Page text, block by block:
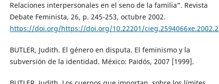
Relaciones interpersonales en el seno de la familia”. Revista
Debate Feminista, 26, p. 245-253, octubre 2002.
https://doi.org/https://doi.org/10.22201/
BUTLER, Judith. El género en disputa. El feminismo y la
subversión de la identidad. México: Paidós, 2007 [1999].